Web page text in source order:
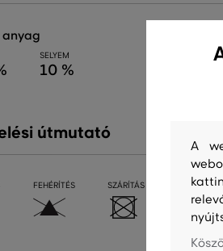
anyag
SELYEM
10 %
útmutató
FEHÉRÍTÉS SZÁRÍTÁS VASALÁS
A